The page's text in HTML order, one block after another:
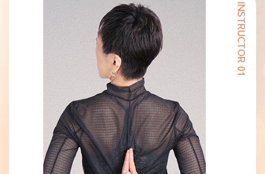
INSTRUCTOR 01